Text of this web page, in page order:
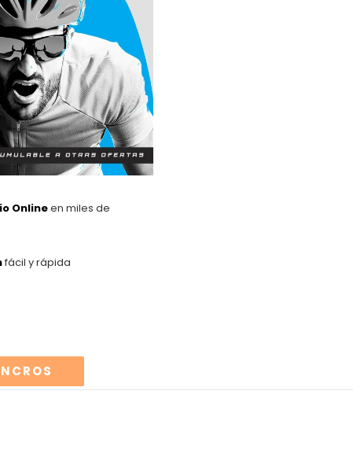
Onlineen miles de
fácil y rápida